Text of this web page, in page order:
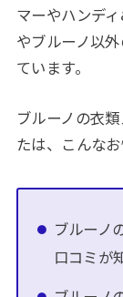
マーやハンデ
やブルーノ以
ています。
ブルーノの衣
たは、こんな
ブルーノ
口コミが